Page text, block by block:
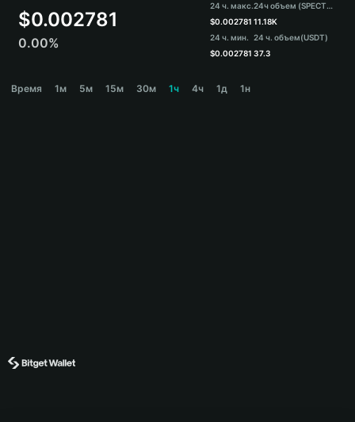
Español
Português (Brasil)
$0.002781
0.00%
24 ч. макс.
$0.002781
24 ч. мин.
$0.002781
24ч объем (SPECTRA)
11.18K
24 ч. объем(USDT)
37.3
Время 1м 5м 15м 30м 1ч 4ч 1д 1н